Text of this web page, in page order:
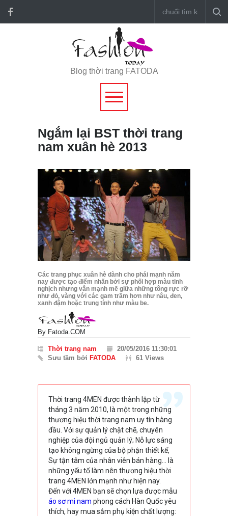
Blog thời trang FATODA
Ngắm lại BST thời trang
nam xuân hè 2013
Các trang phục xuân hè dành cho phái mạnh năm
nay được tạo điểm nhấn bởi sự phối hợp màu tinh
nghịch nhưng vẫn mạnh mẽ giữa những tông rực rỡ
như đỏ, vàng với các gam trầm hơn như nâu, đen,
xanh đậm hoặc trung tính như màu be.
By Fatoda.COM
Thời trang nam
20/05/2016 11:30:01
Sưu tầm bởi FATODA 61 Views
Thời trang 4MEN được thành lập từ
tháng 3 năm 2010, là một trong những
thương hiệu thời trang nam uy tín hàng
đầu. Với sự quản lý chặt chẽ, chuyên
nghiệp của đội ngủ quản lý; Nỗ lực sáng
tạo không ngừng của bộ phận thiết kế,
Sự tận tâm của nhân viên bán hàng… là
những yếu tố làm nên thương hiệu thời
trang 4MEN lớn mạnh như hiện nay.
Đến với 4MEN bạn sẽ chọn lựa được mẫu
áo sơ mi nam phong cách Hàn Quốc yêu
thích, hay mua sắm phụ kiện chất lượng: